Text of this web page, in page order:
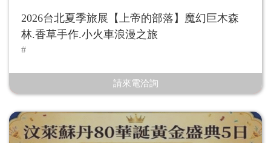
2026台北夏季旅展【上帝的部落】魔幻巨木森
林.香草手作.小火車浪漫之旅
請來電洽詢